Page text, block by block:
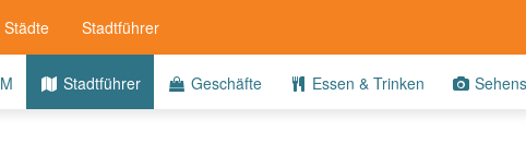
Städte Stadtführer
Stadtführer Geschäfte Essen & Trinken